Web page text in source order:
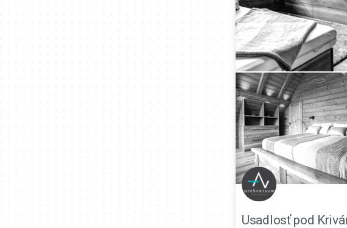
Usadlosť pod